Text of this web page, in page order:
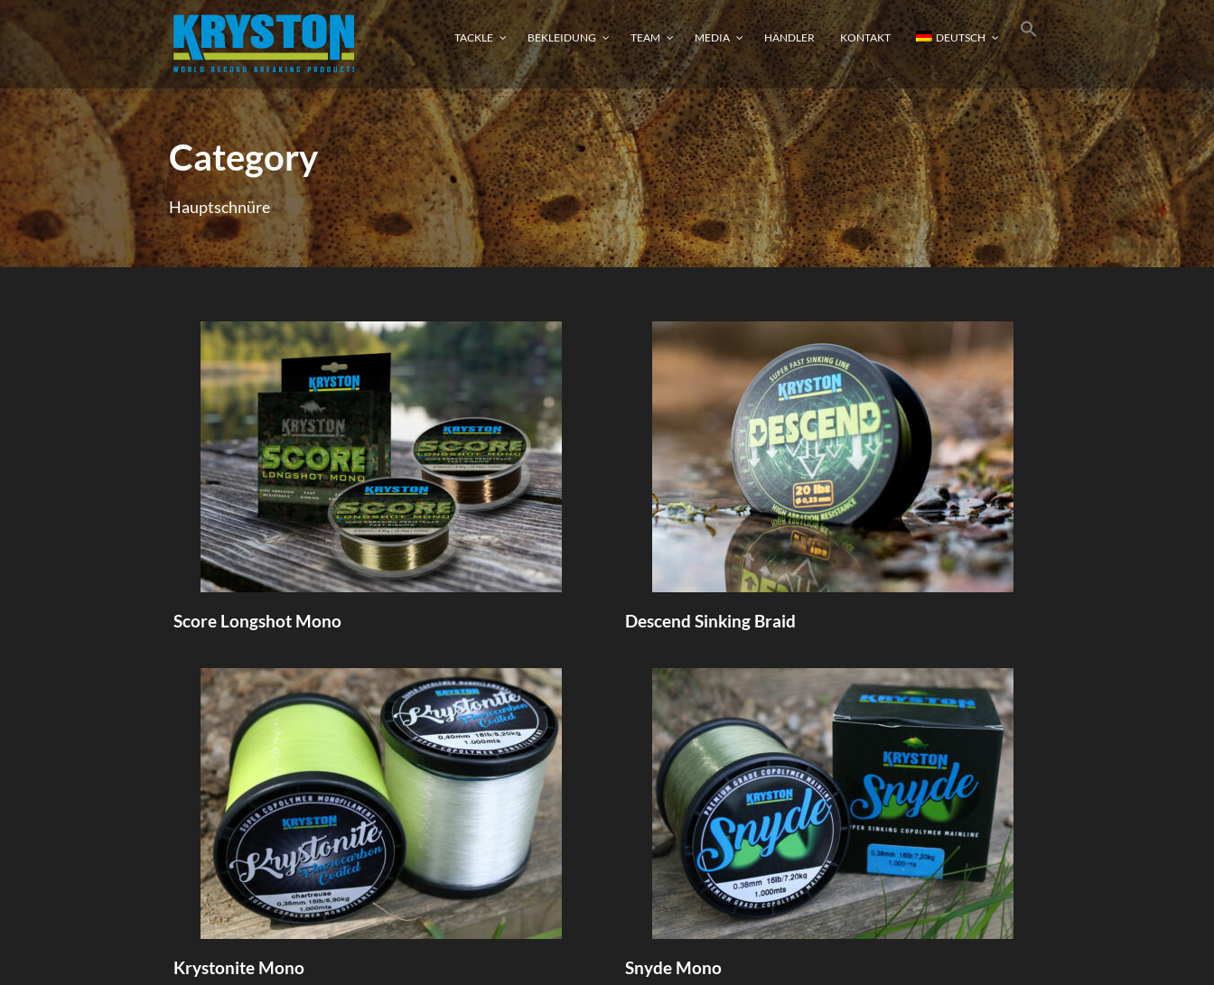
TACKLE BEKLEIDUNG TEAM MEDIA HÄNDLER KONTAKT DEUTSCH
Category
Hauptschnüre
Score Longshot Mono Descend Sinking Braid
Krystonite Mono Snyde Mono